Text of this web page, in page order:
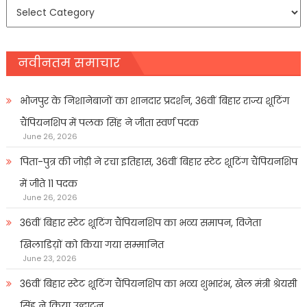
नवीनतम समाचार
भोजपुर के निशानेबाजों का शानदार प्रदर्शन, 36वीं बिहार राज्य शूटिंग
चैंपियनशिप में पलक सिंह ने जीता स्वर्ण पदक
June 26, 2026
पिता-पुत्र की जोड़ी ने रचा इतिहास, 36वीं बिहार स्टेट शूटिंग चैंपियनशिप
में जीते 11 पदक
June 26, 2026
36वीं बिहार स्टेट शूटिंग चैंपियनशिप का भव्य समापन, विजेता
खिलाडिय़ों को किया गया सम्मानित
June 23, 2026
36वीं बिहार स्टेट शूटिंग चैंपियनशिप का भव्य शुभारंभ, खेल मंत्री श्रेयसी